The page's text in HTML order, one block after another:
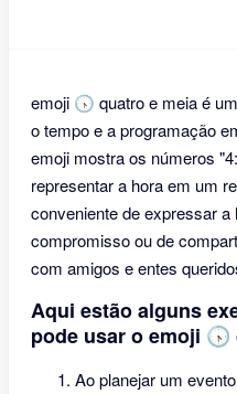
emoji 🕟 quatro e meia é
o tempo e a programação
emoji mostra os números
representar a hora em um
conveniente de expressar
compromisso ou de
com amigos e entes
Aqui estão alguns
pode usar o emoji 🕟
Ao planejar um